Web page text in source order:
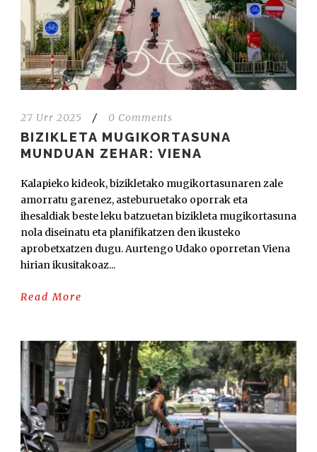
27 Urr 2025 / 0 Comments
BIZIKLETA MUGIKORTASUNA
MUNDUAN ZEHAR: VIENA
Kalapieko kideok, bizikletako mugikortasunaren zale
amorratu garenez, asteburuetako oporrak eta
ihesaldiak beste leku batzuetan bizikleta mugikortasuna
nola diseinatu eta planifikatzen den ikusteko
aprobetxatzen dugu. Aurtengo Udako oporretan Viena
hirian ikusitakoaz...
Read More